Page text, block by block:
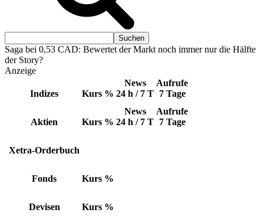
Saga bei 0,53 CAD: Bewertet der Markt noch immer nur die Hälfte
der Story?
Anzeige
Indizes Kurs %
News
24 h / 7 T
Aufrufe
7 Tage
Aktien Kurs %
News
24 h / 7 T
Aufrufe
7 Tage
Xetra-Orderbuch
Fonds Kurs %
Devisen Kurs %